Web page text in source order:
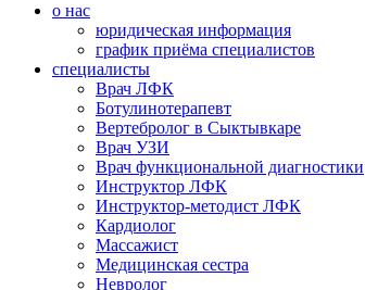
о нас
юридическая информация
график приёма специалистов
специалисты
Врач ЛФК
Ботулинотерапевт
Вертебролог в Сыктывкаре
Врач УЗИ
Врач функциональной диагностики
Инструктор ЛФК
Инструктор-методист ЛФК
Кардиолог
Массажист
Медицинская сестра
Невролог